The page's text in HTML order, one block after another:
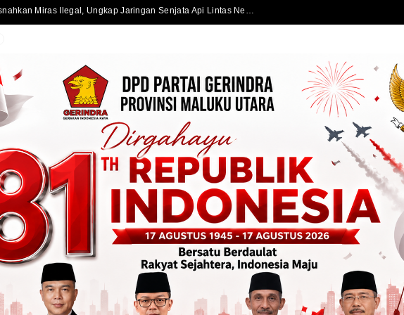
Satlantas Polres Halmahera Selatan Atur Lalu Lintas di SPBU Bacan, Arus Kendaraan Tetap Lancar